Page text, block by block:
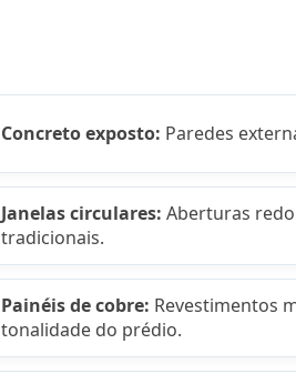
Concreto exposto: Paredes
Janelas circulares: Aberturas
tradicionais.
Painéis de cobre: Revestimentos
tonalidade do prédio.